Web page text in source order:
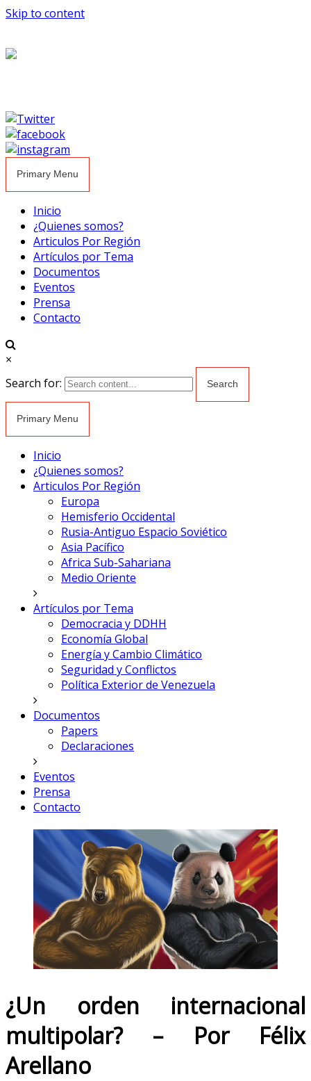
Skip to content
Primary Menu
Inicio
¿Quienes somos?
Articulos Por Región
Artículos por Tema
Documentos
Eventos
Prensa
Contacto
×
Search for:
Primary Menu
Inicio
¿Quienes somos?
Articulos Por Región
Europa
Hemisferio Occidental
Rusia-Antiguo Espacio Soviético
Asia Pacífico
Africa Sub-Sahariana
Medio Oriente
Artículos por Tema
Democracia y DDHH
Economía Global
Energía y Cambio Climático
Seguridad y Conflictos
Política Exterior de Venezuela
Documentos
Papers
Declaraciones
Eventos
Prensa
Contacto
¿Un orden internacional
multipolar? – Por Félix
Arellano